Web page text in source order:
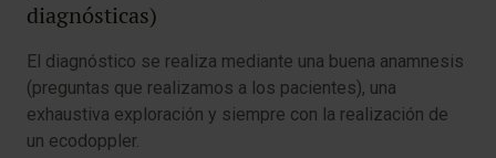
diagnósticas)
El diagnóstico se realiza mediante una buena anamnesis
(preguntas que realizamos a los pacientes), una
exhaustiva exploración y siempre con la realización de
un ecodoppler.